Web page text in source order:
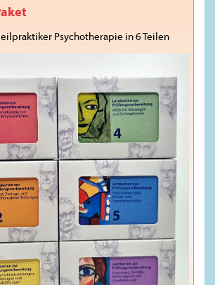
Psychotherapie in 6 Teilen